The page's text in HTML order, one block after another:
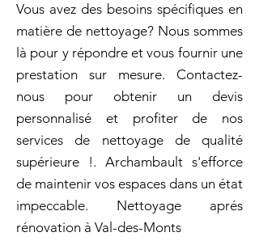
Vous avez des besoins spécifiques en
matière de nettoyage? Nous sommes
là pour y répondre et vous fournir une
prestation sur mesure. Contactez-
nous pour obtenir un devis
personnalisé et profiter de nos
services de nettoyage de qualité
supérieure !. Archambault s'efforce
de maintenir vos espaces dans un état
impeccable. Nettoyage aprés
rénovation à Val-des-Monts